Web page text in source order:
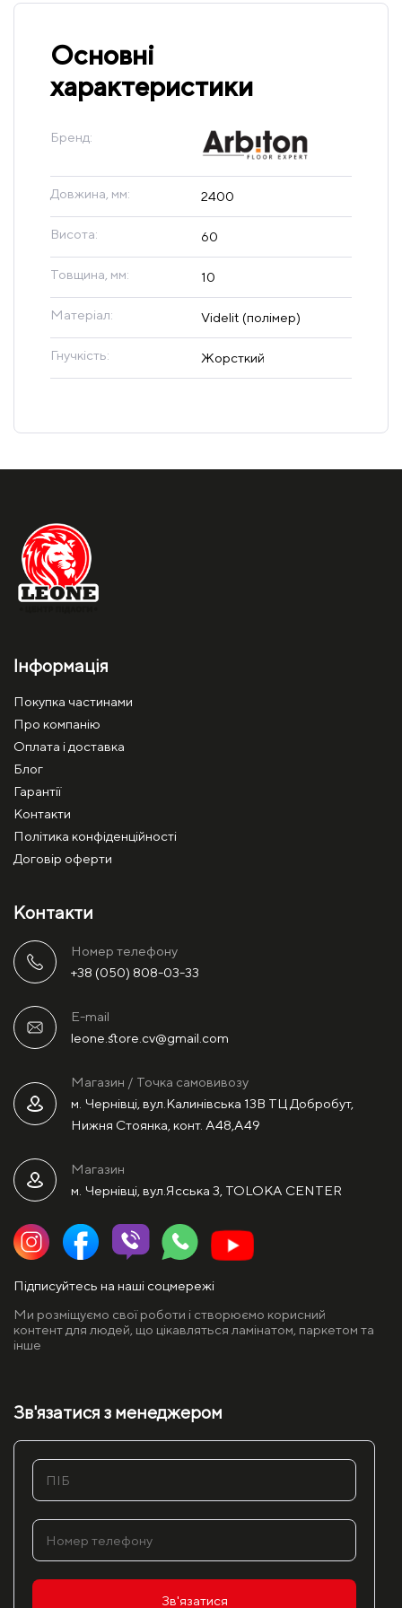
Основні
характеристики
Бренд:
Довжина, мм: 2400
Висота: 60
Товщина, мм: 10
Матеріал: Videlit (полімер)
Гнучкість: Жорсткий
Інформація
Покупка частинами
Про компанію
Оплата і доставка
Блог
Гарантії
Контакти
Політика конфіденційності
Договір оферти
Контакти
Номер телефону
+38 (050) 808-03-33
E-mail
leone.store.cv@gmail.com
Магазин / Точка самовивозу
м. Чернівці, вул.Калинівська 13В ТЦ Добробут,
Нижня Стоянка, конт. А48,А49
Магазин
м. Чернівці, вул.Ясська 3, TOLOKA CENTER
Підписуйтесь на наші соцмережі
Ми розміщуємо свої роботи і створюємо корисний
контент для людей, що цікавляться ламінатом, паркетом та
інше
Зв'язатися з менеджером
Зв'язатися